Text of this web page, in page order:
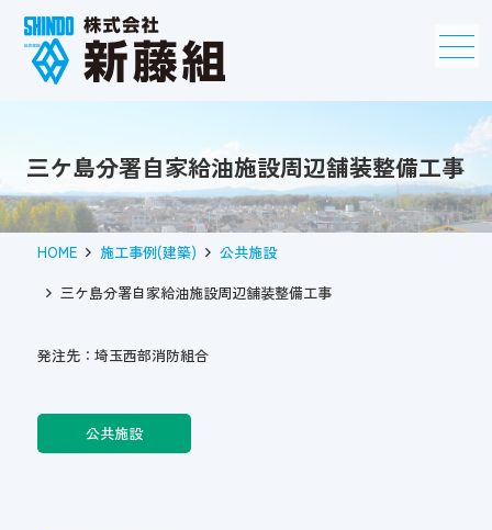
三ケ島分署自家給油施設周辺舗装整備工事
HOME 施工事例(建築)
公共施設
三ケ島分署自家給油施設周辺舗装整備工事
発注先：埼玉西部消防組合
公共施設